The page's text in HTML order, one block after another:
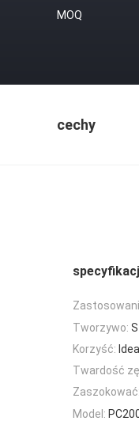
MOQ
cechy
Tworzywo:
Korzyść:
Twardość
Zaszokować:
Model: